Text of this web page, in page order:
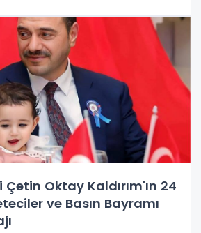
Oktay Kaldırım'ın 24
ve Basın Bayramı